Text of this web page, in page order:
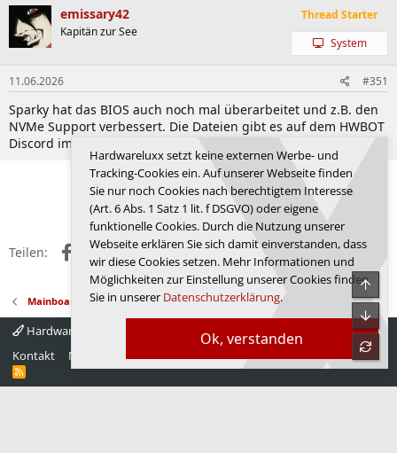
k
t
i
o
n
e
n
:
emissary42
Kapitän zur See
Thread Starter
System
11.06.2026 #351
Sparky hat das BIOS auch noch mal überarbeitet und z.B. den
NVMe Support verbessert. Die Dateien gibt es auf dem HWBOT
Discord im DDR3 Kanal oder notfalls direkt von mir.
Erste Vorherige 12 von 12
Anmelden, um zu antworten.
Teilen: FacebookX (Twitter)
RedditWhatsApp
E-MailLink
Mainboard-Sammelthreads
Hardwareluxx 4.0
Kontakt
Nutzungsbedingungen Datenschutz Hilfe Startseite
R
Ok, verstanden
Hardwareluxx setzt keine externen Werbe- und
Tracking-Cookies ein. Auf unserer Webseite finden
Sie nur noch Cookies nach berechtigtem Interesse
(Art. 6 Abs. 1 Satz 1 lit. f DSGVO) oder eigene
funktionelle Cookies. Durch die Nutzung unserer
Webseite erklären Sie sich damit einverstanden, dass
wir diese Cookies setzen. Mehr Informationen und
Möglichkeiten zur Einstellung unserer Cookies finden
Sie in unserer Datenschutzerklärung.